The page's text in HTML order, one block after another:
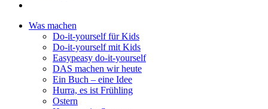
Was machen
Do-it-yourself für Kids
Do-it-yourself mit Kids
Easypeasy do-it-yourself
DAS machen wir heute
Ein Buch – eine Idee
Hurra, es ist Frühling
Ostern